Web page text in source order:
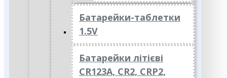
Батарейки-таблетки
1.5V
Батарейки літієві
CR123A, CR2, CRP2,